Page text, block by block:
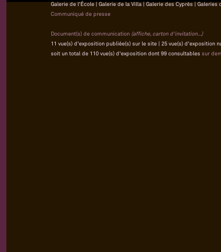
Galerie de l'École | Galerie de la Villa | Galerie des Cyprès |
Communiqué de presse
Document(s) de communication (affiche, carton d'invitation...)
11 vue(s) d'exposition publiée(s) sur le site | 25 vue(s) d'exposition
soit un total de 110 vue(s) d'exposition dont 99 consultables sur